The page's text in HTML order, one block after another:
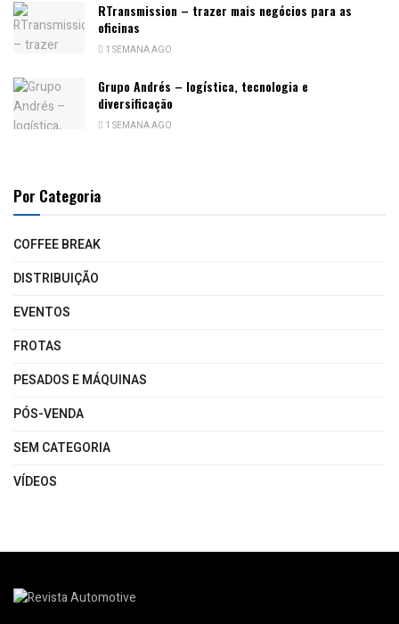
RTransmission – trazer mais negócios para as
oficinas
1 SEMANA AGO
Grupo Andrés – logística, tecnologia e
diversificação
1 SEMANA AGO
Por Categoria
COFFEE BREAK
DISTRIBUIÇÃO
EVENTOS
FROTAS
PESADOS E MÁQUINAS
PÓS-VENDA
SEM CATEGORIA
VÍDEOS